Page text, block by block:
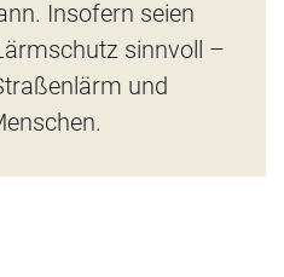
Insofern seien
sinnvoll –
und